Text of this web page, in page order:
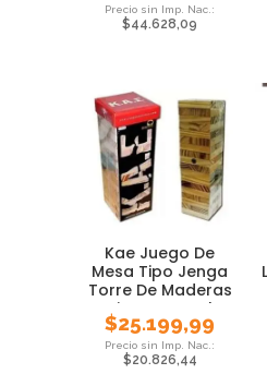
$44.628,09
Kae Juego De
Mesa Tipo Jenga
Torre De Maderas
Bisonte Local
$25.199,99
$20.826,44